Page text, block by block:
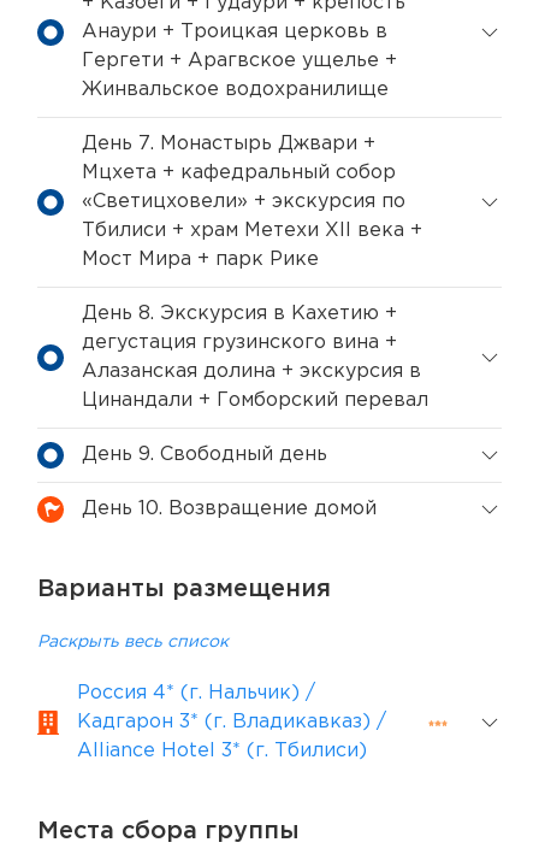
Анаури + Троицкая церковь в
Гергети + Арагвское ущелье +
Жинвальское водохранилище
День 7. Монастырь Джвари +
Мцхета + кафедральный собор
«Светицховели» + экскурсия по
Тбилиси + храм Метехи XII века +
Мост Мира + парк Рике
День 8. Экскурсия в Кахетию +
дегустация грузинского вина +
Алазанская долина + экскурсия в
Цинандали + Гомборский перевал
День 9. Свободный день
День 10. Возвращение домой
Варианты размещения
Раскрыть весь список
Россия 4* (г. Нальчик) /
Кадгарон 3* (г. Владикавказ) /
Alliance Hotel 3* (г. Тбилиси)
Места сбора группы